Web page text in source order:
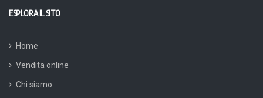
ESPLORA IL SITO
Home
Vendita online
Chi siamo